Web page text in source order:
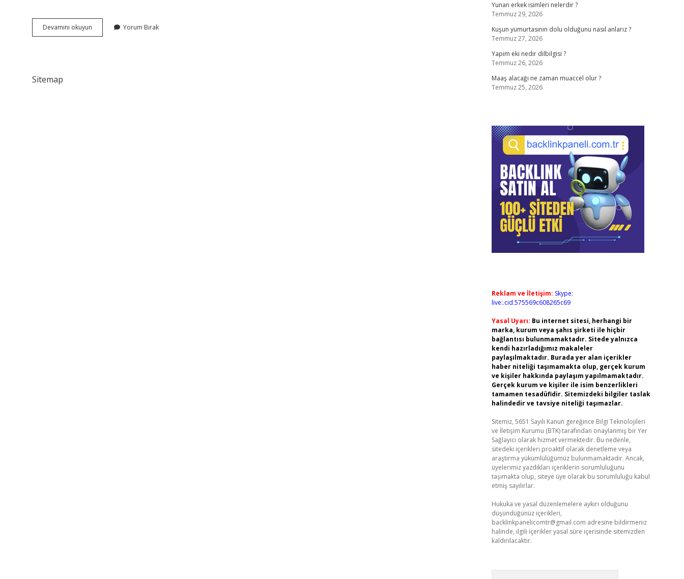
Devamını okuyun
Ekmek
Yorum Bırak
Sitemap
Yunan erkek isimleri nelerdir ?
Temmuz 29, 2026
Kuşun yumurtasının dolu olduğunu nasıl anlarız ?
Temmuz 27, 2026
Yapım eki nedir dilbilgisi ?
Temmuz 26, 2026
Maaş alacağı ne zaman muaccel olur ?
Temmuz 25, 2026
Reklam ve İletişim: Skype:
live:.cid.575569c608265c69
Yasal Uyarı: Bu internet sitesi, herhangi bir
marka, kurum veya şahıs şirketi ile hiçbir
bağlantısı bulunmamaktadır. Sitede yalnızca
kendi hazırladığımız makaleler
paylaşılmaktadır. Burada yer alan içerikler
haber niteliği taşımamakta olup, gerçek kurum
ve kişiler hakkında paylaşım yapılmamaktadır.
Gerçek kurum ve kişiler ile isim benzerlikleri
tamamen tesadüfidir. Sitemizdeki bilgiler taslak
halindedir ve tavsiye niteliği taşımazlar.
Sitemiz, 5651 Sayılı Kanun gereğince Bilgi Teknolojileri
ve İletişim Kurumu (BTK) tarafından onaylanmış bir Yer
Sağlayıcı olarak hizmet vermektedir. Bu nedenle,
sitedeki içerikleri proaktif olarak denetleme veya
araştırma yükümlülüğümüz bulunmamaktadır. Ancak,
üyelerimiz yazdıkları içeriklerin sorumluluğunu
taşımakta olup, siteye üye olarak bu sorumluluğu kabul
etmiş sayılırlar.
Hukuka ve yasal düzenlemelere aykırı olduğunu
düşündüğünüz içerikleri,
backlinkpanelicomtr@gmail.com adresine bildirmeniz
halinde, ilgili içerikler yasal süre içerisinde sitemizden
kaldırılacaktır.